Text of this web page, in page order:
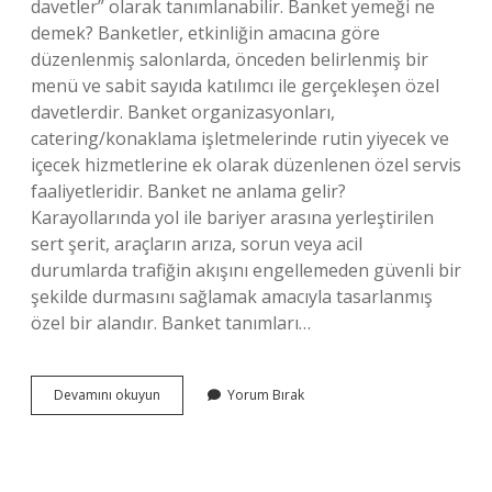
davetler” olarak tanımlanabilir. Banket yemeği ne
demek? Banketler, etkinliğin amacına göre
düzenlenmiş salonlarda, önceden belirlenmiş bir
menü ve sabit sayıda katılımcı ile gerçekleşen özel
davetlerdir. Banket organizasyonları,
catering/konaklama işletmelerinde rutin yiyecek ve
içecek hizmetlerine ek olarak düzenlenen özel servis
faaliyetleridir. Banket ne anlama gelir?
Karayollarında yol ile bariyer arasına yerleştirilen
sert şerit, araçların arıza, sorun veya acil
durumlarda trafiğin akışını engellemeden güvenli bir
şekilde durmasını sağlamak amacıyla tasarlanmış
özel bir alandır. Banket tanımları…
Devamını okuyun
Mutfağı
Yorum Bırak